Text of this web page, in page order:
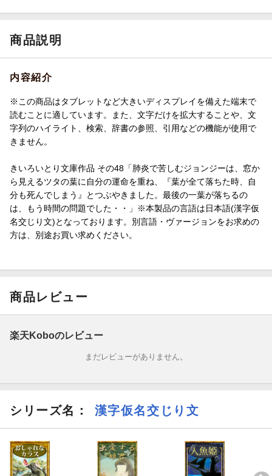
商品説明
内容紹介
※この商品はタブレットなど大きいディスプレイを備えた端末で
読むことに適しています。また、文字だけを拡大することや、文
字列のハイライト、検索、辞書の参照、引用などの機能が使用で
きません。
きいろいとり文庫作品 その48「肺炎で苦しむジョンジーは、窓か
ら見えるツタの葉に自分の運命を重ね、『葉が全て落ちた時、自
分も死んでしまう』とつぶやきました。最後の一葉が落ちるの
は、もう時間の問題でした・・」※本製品の言語は日本語(漢字仮
名交じり文)となっております。別言語・ヴァージョンをお求めの
方は、別途お買い求めください。
商品レビュー
楽天Koboのレビュー
まだレビューがありません。
シリーズ名： 漢字仮名交じり文